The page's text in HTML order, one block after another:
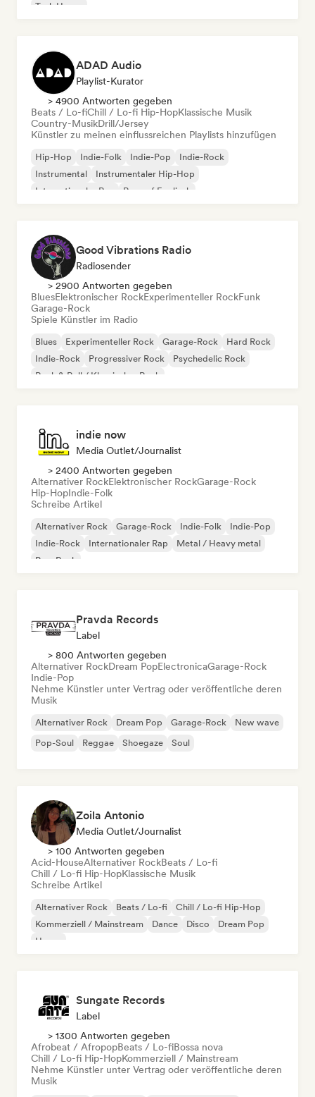
Tech House
ADAD Audio
Playlist-Kurator
> 4900 Antworten gegeben
Beats / Lo-fiChill / Lo-fi Hip-HopKlassische Musik
Country-MusikDrill/Jersey
Künstler zu meinen einflussreichen Playlists hinzufügen
Hip-Hop Indie-Folk Indie-Pop
Indie-Rock
Instrumental
Instrumentaler Hip-Hop
Internationaler Rap
Rap auf Englisch
Good Vibrations Radio
Radiosender
> 2900 Antworten gegeben
BluesElektronischer RockExperimenteller RockFunk
Garage-Rock
Spiele Künstler im Radio
Blues Experimenteller Rock Garage-Rock
Hard Rock
Indie-Rock
Progressiver Rock
Psychedelic Rock
Rock & Roll / Klassischer Rock
indie now
Media Outlet/Journalist
> 2400 Antworten gegeben
Alternativer RockElektronischer RockGarage-Rock
Hip-HopIndie-Folk
Schreibe Artikel
Alternativer Rock Garage-Rock Indie-Folk
Indie-Pop
Indie-Rock
Internationaler Rap
Metal / Heavy metal
Pop-Rock
Pravda Records
Label
> 800 Antworten gegeben
Alternativer RockDream PopElectronicaGarage-Rock
Indie-Pop
Nehme Künstler unter Vertrag oder veröffentliche deren
Musik
Alternativer Rock Dream Pop Garage-Rock
New wave
Pop-Soul
Reggae Shoegaze Soul
Zoila Antonio
Media Outlet/Journalist
> 100 Antworten gegeben
Acid-HouseAlternativer RockBeats / Lo-fi
Chill / Lo-fi Hip-HopKlassische Musik
Schreibe Artikel
Alternativer Rock Beats / Lo-fi
Chill / Lo-fi Hip-Hop
Kommerziell / Mainstream
Dance Disco
Dream Pop
House
Sungate Records
Label
> 1300 Antworten gegeben
Afrobeat / AfropopBeats / Lo-fiBossa nova
Chill / Lo-fi Hip-HopKommerziell / Mainstream
Nehme Künstler unter Vertrag oder veröffentliche deren
Musik